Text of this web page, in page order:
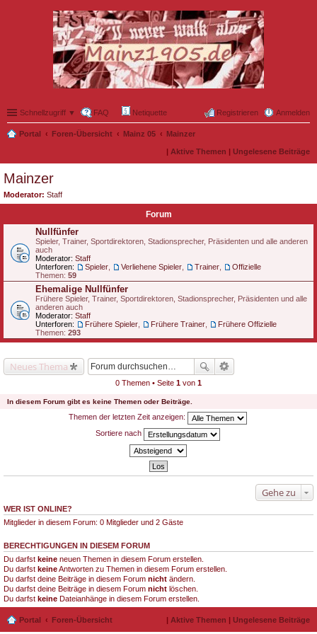
Schnellzugriff ▼ FAQ Netiquette Anmelden
Registrieren
Portal Foren-Übersicht Mainz 05 Mainzer
| Aktive Themen | Ungelesene Beiträge
Mainzer
Moderator: Staff
Forum
Nullfünfer
Spieler, Trainer, Sportdirektoren, Stadionsprecher, Präsidenten und alle anderen
auch
Moderator: Staff
Unterforen:
Spieler Verliehene Spieler Trainer
Offizielle
Themen: 59
Ehemalige Nullfünfer
Frühere Spieler, Trainer, Sportdirektoren, Stadionsprecher, Präsidenten und alle
anderen auch
Moderator: Staff
Unterforen:
Frühere Spieler Frühere Trainer
Frühere Offizielle
Themen: 293
Neues Thema
0 Themen • Seite 1 von 1
In diesem Forum gibt es keine Themen oder Beiträge.
Themen der letzten Zeit anzeigen:
Sortiere nach
Gehe zu
WER IST ONLINE?
Mitglieder in diesem Forum: 0 Mitglieder und 2 Gäste
BERECHTIGUNGEN IN DIESEM FORUM
Du darfst keine neuen Themen in diesem Forum erstellen.
Du darfst keineAntworten zu Themen in diesem Forum erstellen.
Du darfst deine Beiträge in diesem Forum nicht ändern.
Du darfst deine Beiträge in diesem Forum nicht löschen.
Du darfst keine Dateianhänge in diesem Forum erstellen.
Portal Foren-Übersicht | Aktive Themen | Ungelesene Beiträge